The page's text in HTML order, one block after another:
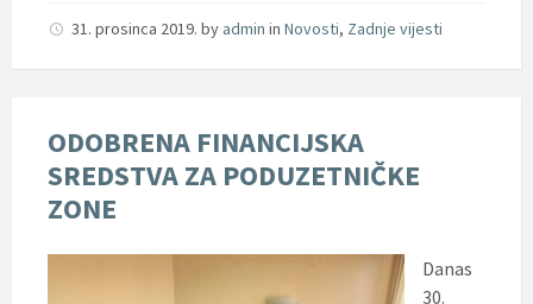
31. prosinca 2019. by admin in Novosti, Zadnje vijesti
ODOBRENA FINANCIJSKA
SREDSTVA ZA PODUZETNIČKE
ZONE
Danas
30.